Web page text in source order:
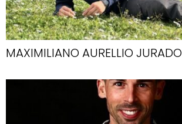
MAXIMILIANO AURELLIO JURADO